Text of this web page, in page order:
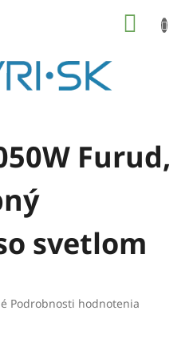
Furud,
svetlom
Podrobnosti hodnotenia